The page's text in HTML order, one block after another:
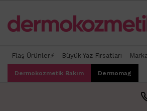
Flaş Ürünler⚡ Büyük Yaz Fırsatları
Dermokozmetik Bakım Dermomag